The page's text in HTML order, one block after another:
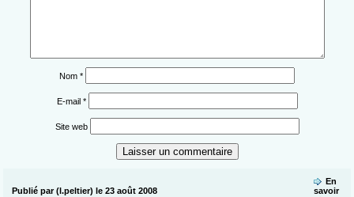
Nom *
E-mail *
Site web
Publié par (l.peltier) le 23 août 2008
En
savoir